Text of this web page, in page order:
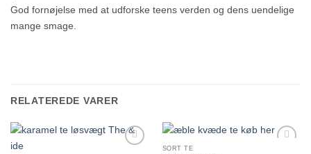
God fornøjelse med at udforske teens verden og dens uendelige
mange smage.
RELATEREDE VARER
SORT TE